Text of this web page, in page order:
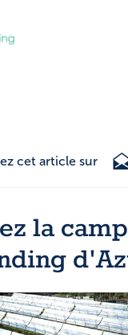
Se connecter
cet article sur
la